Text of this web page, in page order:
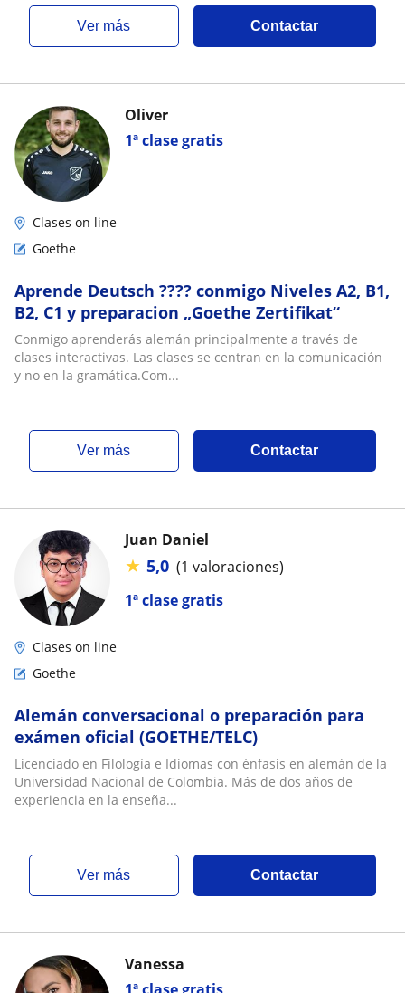
ver más Contactar
1ª clase gratis
Oliver
Clases on line
Goethe
Aprende Deutsch ???? conmigo Niveles A2, B1,
B2, C1 y preparacion „Goethe Zertifikat“
Conmigo aprenderás alemán principalmente a través de
clases interactivas. Las clases se centran en la comunicación
y no en la gramática.Com...
ver más Contactar
1ª clase gratis
Juan Daniel
★ 5,0 (1 valoraciones)
Clases on line
Goethe
Alemán conversacional o preparación para
exámen oficial (GOETHE/TELC)
Licenciado en Filología e Idiomas con énfasis en alemán de la
Universidad Nacional de Colombia. Más de dos años de
experiencia en la enseña...
ver más Contactar
Vanessa